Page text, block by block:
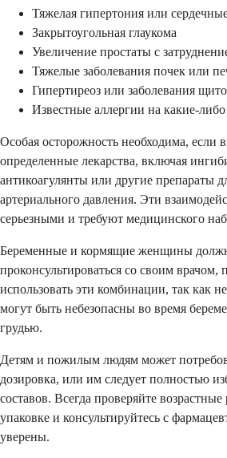
Тяжелая гипертония или
Закрытоугольная глаукома
Увеличение простаты с
Тяжелые заболевания почек или
Гипертиреоз или заболевания
Известные аллергии на какие-
Особая осторожность необходима, если
определенные лекарства, включая
антикоагулянты или другие препараты
артериального давления. Эти
серьезными и требуют медицинского
Беременные и кормящие женщины
проконсультироваться со своим врачом,
использовать эти комбинации, так как
могут быть небезопасны во время
грудью.
Детям и пожилым людям может
дозировка, или им следует полностью
составов. Всегда проверяйте
упаковке и консультируйтесь с
уверены.